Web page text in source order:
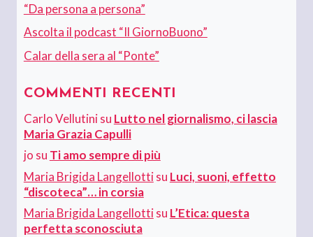
“Da persona a persona”
Ascolta il podcast “Il GiornoBuono”
Calar della sera al “Ponte”
COMMENTI RECENTI
Carlo Vellutinisu Lutto nel giornalismo, ci lascia
Maria Grazia Capulli
jo su Ti amo sempre di più
Maria Brigida Langellottisu Luci, suoni, effetto
“discoteca”… in corsia
Maria Brigida Langellottisu L’Etica: questa
perfetta sconosciuta